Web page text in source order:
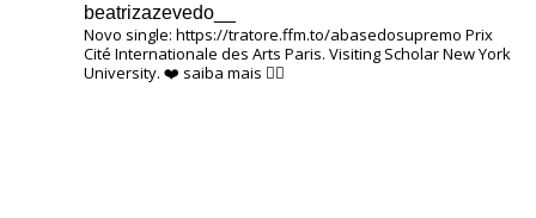
beatrizazevedo__
Novo single: https://tratore.ffm.to/abasedosupremo Prix ​​
Cité Internationale des Arts Paris. Visiting Scholar New York
University. ❤️ saiba mais 👇🏽